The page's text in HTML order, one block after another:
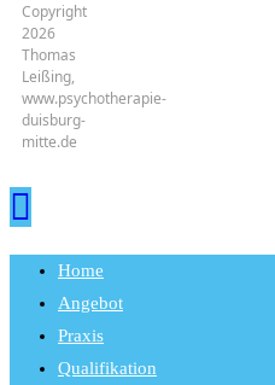
Copyright
2026
Thomas
Leißing,
www.psychotherapie-
duisburg-
mitte.de
Home
Angebot
Praxis
Qualifikation